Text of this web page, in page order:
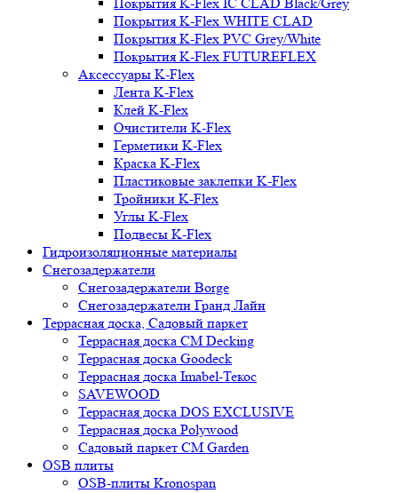
Покрытия K-Flex WHITE CLAD
Покрытия K-Flex PVC Grey/White
Покрытия K-Flex FUTUREFLEX
Аксессуары K-Flex
Лента K-Flex
Клей K-Flex
Очистители K-Flex
Герметики K-Flex
Краска K-Flex
Пластиковые заклепки K-Flex
Тройники K-Flex
Углы K-Flex
Подвесы K-Flex
Гидроизоляционные материалы
Снегозадержатели
Снегозадержатели Borge
Снегозадержатели Гранд Лайн
Террасная доска, Садовый паркет
Террасная доска CM Decking
Террасная доска Goodeck
Террасная доска Imabel-Текос
SAVEWOOD
Террасная доска DOS EXCLUSIVE
Террасная доска Polywood
Садовый паркет CM Garden
OSB плиты
OSB-плиты Kronospan